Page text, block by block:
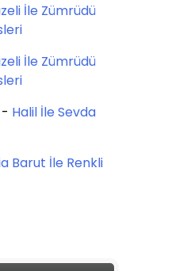
İle Zümrüdü
İle Zümrüdü
- Halil İle Sevda
Barut İle Renkli